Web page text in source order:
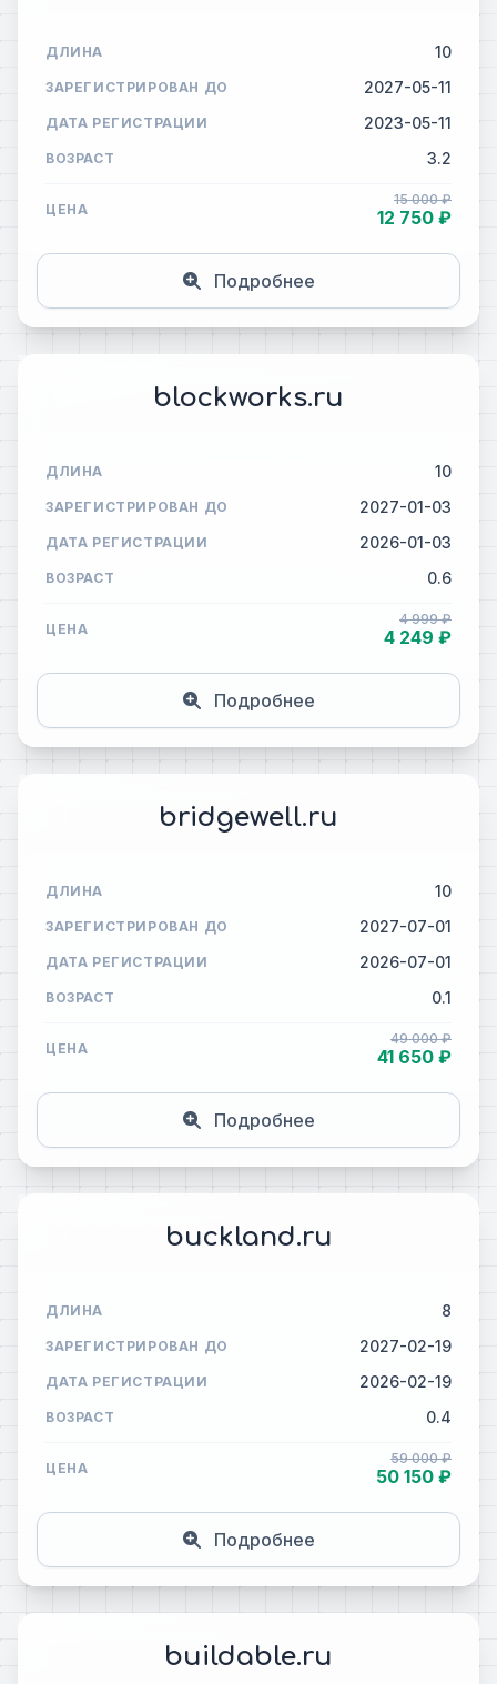
ДЛИНА 10
ЗАРЕГИСТРИРОВАН ДО 2027-05-11
ДАТА РЕГИСТРАЦИИ 2023-05-11
ВОЗРАСТ 3.2
ЦЕНА
15 000 ₽
12 750 ₽
Подробнее
blockworks.ru
ДЛИНА 10
ЗАРЕГИСТРИРОВАН ДО 2027-01-03
ДАТА РЕГИСТРАЦИИ 2026-01-03
ВОЗРАСТ 0.6
ЦЕНА
4 999 ₽
4 249 ₽
Подробнее
bridgewell.ru
ДЛИНА 10
ЗАРЕГИСТРИРОВАН ДО 2027-07-01
ДАТА РЕГИСТРАЦИИ 2026-07-01
ВОЗРАСТ 0.1
ЦЕНА
49 000 ₽
41 650 ₽
Подробнее
buckland.ru
ДЛИНА 8
ЗАРЕГИСТРИРОВАН ДО 2027-02-19
ДАТА РЕГИСТРАЦИИ 2026-02-19
ВОЗРАСТ 0.4
ЦЕНА
59 000 ₽
50 150 ₽
Подробнее
buildable.ru